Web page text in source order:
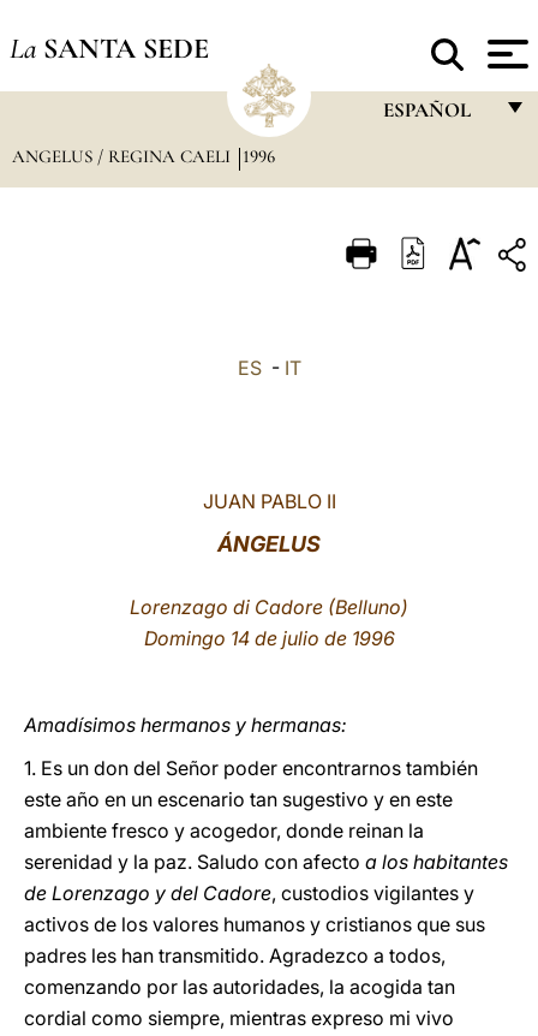
La SANTA SEDE
ESPAÑOL
ITALIANO
ANGELUS / REGINA CAELI 1996
ES- IT
JUAN PABLO II
ÁNGELUS
Lorenzago di Cadore (Belluno)
Domingo 14 de julio de 1996
Amadísimos hermanos y hermanas:
1. Es un don del Señor poder encontrarnos también
este año en un escenario tan sugestivo y en este
ambiente fresco y acogedor, donde reinan la
serenidad y la paz. Saludo con afecto a los habitantes
de Lorenzago y del Cadore, custodios vigilantes y
activos de los valores humanos y cristianos que sus
padres les han transmitido. Agradezco a todos,
comenzando por las autoridades, la acogida tan
cordial como siempre, mientras expreso mi vivo